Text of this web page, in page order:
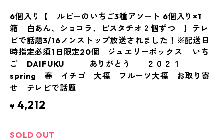
6個入り【 ルビーのいちご3種アソート 6個入り×1
箱 白あん、ショコラ、ピスタチオ２個ずつ 】テレ
ビで話題3/16ノンストップ放送されました！※配送日
時指定必須1日限定20個 ジュエリーボックス いち
ご DAIFUKU ありがとう ２０２１
spring 春 イチゴ 大福 フルーツ大福 お取り寄
せ テレビで話題
¥ 4,212
SOLD OUT